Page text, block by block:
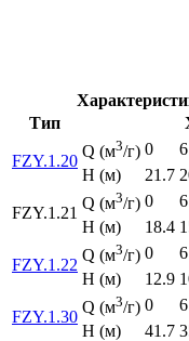
Тип
FZY.1.20
Q (м3/г) 0 6
H (м)
21.7
FZY.1.21
Q (м3/г) 0 6
H (м)
18.4
FZY.1.22
Q (м3/г) 0 6
H (м)
12.9
FZY.1.30
Q (м3/г) 0 6
H (м)
41.7